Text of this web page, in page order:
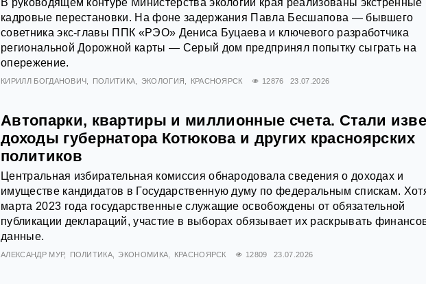
кадровые перестановки. На фоне задержания Павла Бесшапова — бывшего
советника экс-главы ППК «РЭО» Дениса Буцаева и ключевого разработчика
региональной Дорожной карты — Серый дом предпринял попытку сыграть на
опережение.
КИРИЛЛ БОГДАНОВИЧ ПОЛИТИКА ЭКОЛОГИЯ КРАСНОЯРСК 12876 23.07.2026
Автопарки, квартиры и миллионные счета. Стали
доходы губернатора Котюкова и других красноярских
политиков
Центральная избирательная комиссия обнародовала сведения о доходах и
имуществе кандидатов в Государственную думу по федеральным спискам.
марта 2023 года государственные служащие освобождены от обязательной
публикации деклараций, участие в выборах обязывает их раскрывать
данные.
АЛЕКСАНДР МУР ПОЛИТИКА ЭКОНОМИКА КРАСНОЯРСК 12809 23.07.2026